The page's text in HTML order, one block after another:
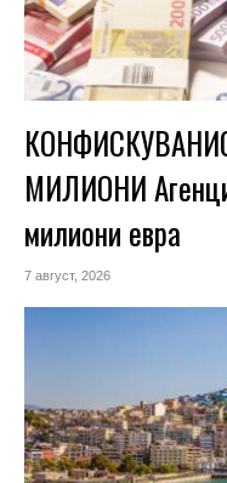
МИЛИОНИ
милиони евра
7 август, 2026